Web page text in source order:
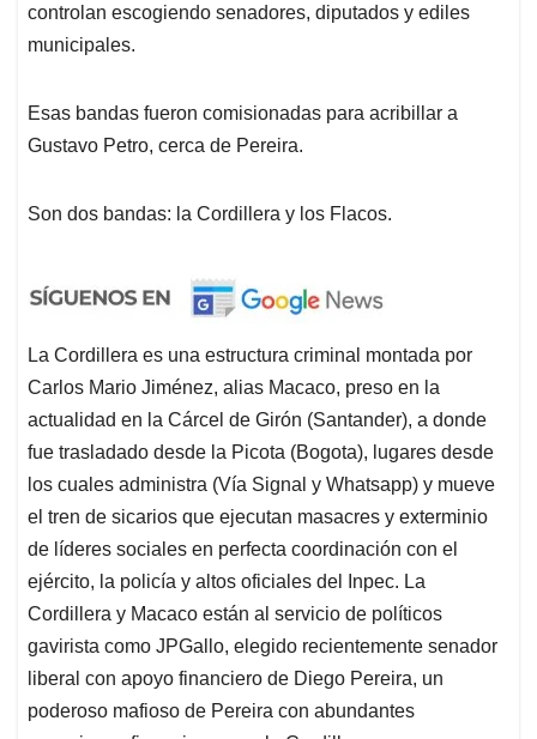
controlan escogiendo senadores, diputados y ediles
municipales.
Esas bandas fueron comisionadas para acribillar a
Gustavo Petro, cerca de Pereira.
Son dos bandas: la Cordillera y los Flacos.
La Cordillera es una estructura criminal montada por
Carlos Mario Jiménez, alias Macaco, preso en la
actualidad en la Cárcel de Girón (Santander), a donde
fue trasladado desde la Picota (Bogota), lugares desde
los cuales administra (Vía Signal y Whatsapp) y mueve
el tren de sicarios que ejecutan masacres y exterminio
de líderes sociales en perfecta coordinación con el
ejército, la policía y altos oficiales del Inpec. La
Cordillera y Macaco están al servicio de políticos
gavirista como JPGallo, elegido recientemente senador
liberal con apoyo financiero de Diego Pereira, un
poderoso mafioso de Pereira con abundantes